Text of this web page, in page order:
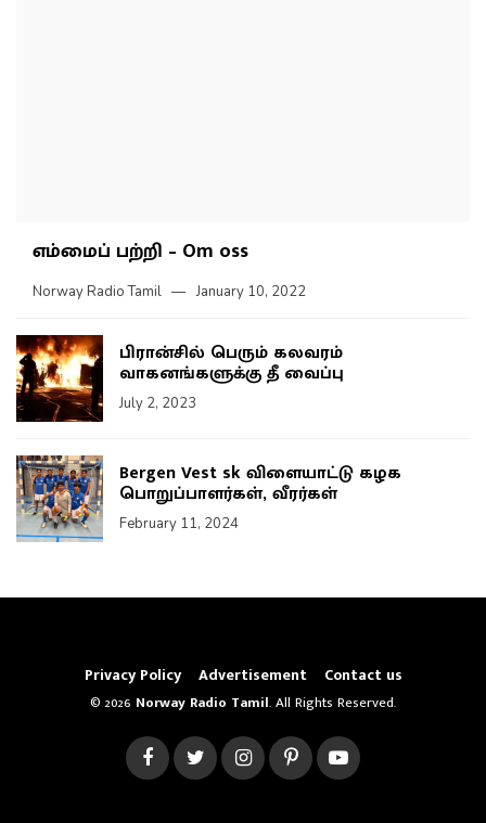
எம்மைப் பற்றி – Om oss
Norway Radio Tamil January 10, 2022
பிரான்சில் பெரும் கலவரம்
வாகனங்களுக்கு தீ வைப்பு
July 2, 2023
Bergen Vest sk விளையாட்டு கழக
பொறுப்பாளர்கள், வீரர்கள்
February 11, 2024
Privacy Policy Advertisement Contact us
© 2026 Norway Radio Tamil. All Rights Reserved.